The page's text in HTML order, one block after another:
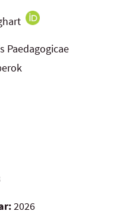
Paedagogicae
2026